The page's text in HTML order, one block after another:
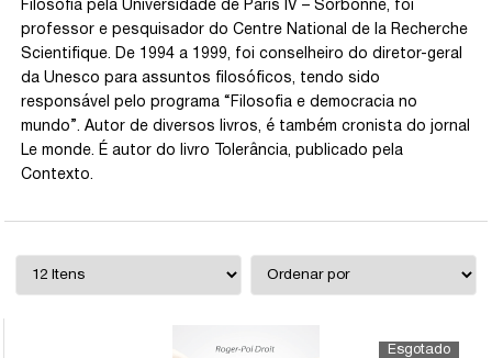
Filosofia pela Universidade de Paris IV – Sorbonne, foi
professor e pesquisador do Centre National de la Recherche
Scientifique. De 1994 a 1999, foi conselheiro do diretor-geral
da Unesco para assuntos filosóficos, tendo sido
responsável pelo programa “Filosofia e democracia no
mundo”. Autor de diversos livros, é também cronista do jornal
Le monde. É autor do livro Tolerância, publicado pela
Contexto.